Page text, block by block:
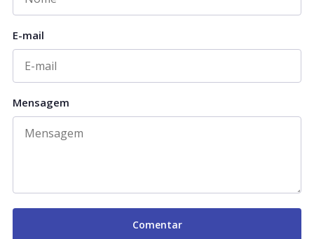
E-mail
Mensagem